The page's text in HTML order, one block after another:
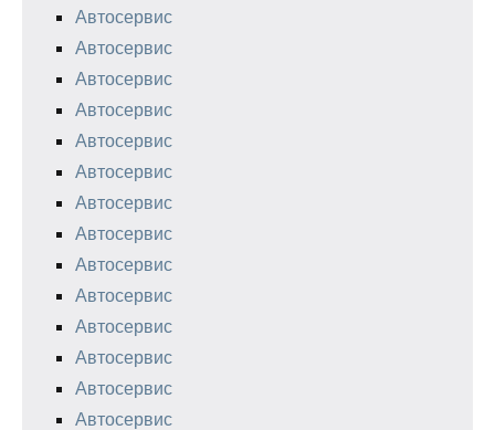
Автосервис
Автосервис
Автосервис
Автосервис
Автосервис
Автосервис
Автосервис
Автосервис
Автосервис
Автосервис
Автосервис
Автосервис
Автосервис
Автосервис